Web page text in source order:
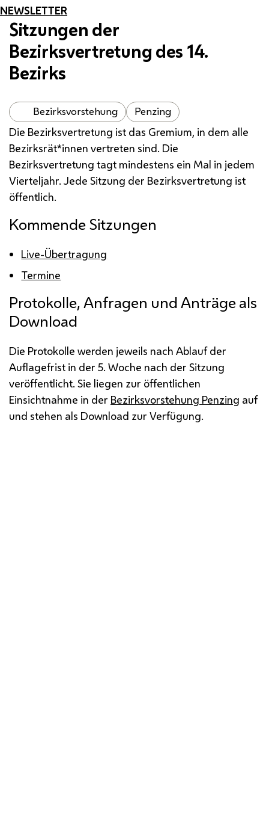
NEWSLETTER
Sitzungen der
Bezirksvertretung des 14.
Bezirks
Bezirksvorstehung Penzing
Die Bezirksvertretung ist das Gremium, in dem alle
Bezirksrät*innen vertreten sind. Die
Bezirksvertretung tagt mindestens ein Mal in jedem
Vierteljahr. Jede Sitzung der Bezirksvertretung ist
öffentlich.
Kommende Sitzungen
Live-Übertragung
Termine
Protokolle, Anfragen und Anträge als
Download
Die Protokolle werden jeweils nach Ablauf der
Auflagefrist in der 5. Woche nach der Sitzung
veröffentlicht. Sie liegen zur öffentlichen
Einsichtnahme in der Bezirksvorstehung Penzing auf
und stehen als Download zur Verfügung.